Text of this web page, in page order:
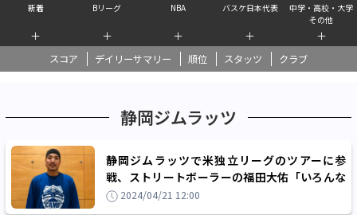
新着
＋
Bリーグ
＋
NBA
＋
バスケ日本代表
＋
中学・高校・大学
その他
＋
スコア デイリーサマリー 順位 スタッツ クラブ
静岡ジムラッツ
静岡ジムラッツで米独立リーグのツアーに参
戦、ストリートボーラーの福田大佑「いろんな
価値観がアップデートされた」
2024/04/21 12:00